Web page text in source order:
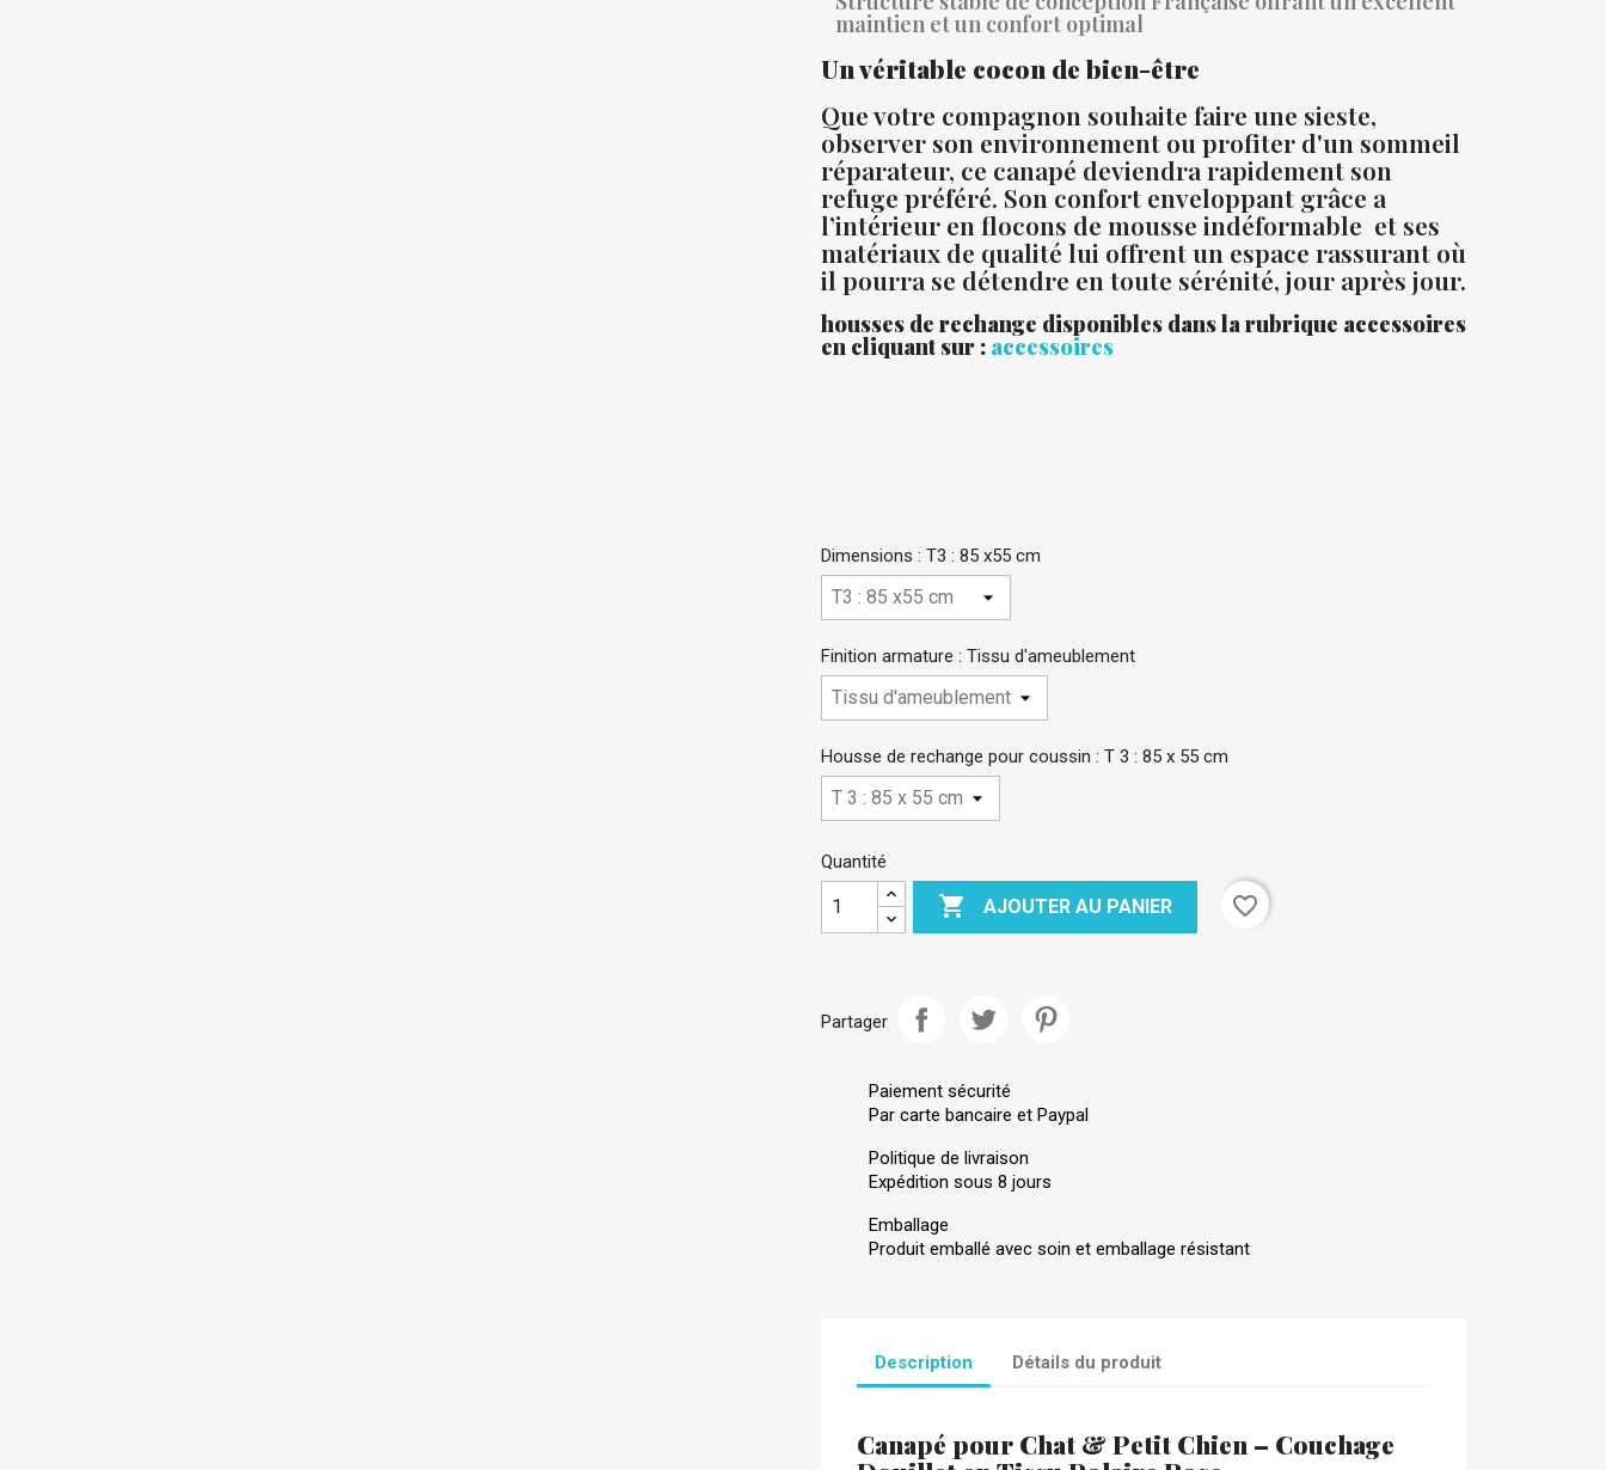
maintien et un confort optimal
Un véritable cocon de bien-être
Que votre compagnon souhaite faire une sieste,
observer son environnement ou profiter d'un sommeil
réparateur, ce canapé deviendra rapidement son
refuge préféré. Son confort enveloppant grâce a
l’intérieur en flocons de mousse indéformable et ses
matériaux de qualité lui offrent un espace rassurant où
il pourra se détendre en toute sérénité, jour après jour.
housses de rechange disponibles dans la rubrique accessoires
en cliquant sur : accessoires
Dimensions : T3 : 85 x55 cm
Finition armature : Tissu d'ameublement
Housse de rechange pour coussin : T 3 : 85 x 55 cm
Quantité
 AJOUTER AU PANIER favorite_border
Partager
Paiement sécurité
Par carte bancaire et Paypal
Politique de livraison
Expédition sous 8 jours
Emballage
Produit emballé avec soin et emballage résistant
Description Détails du produit
Canapé pour Chat & Petit Chien – Couchage